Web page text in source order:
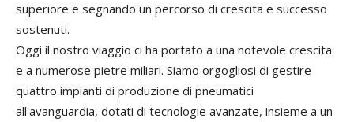
superiore e segnando un percorso di crescita e successo
sostenuti.
Oggi il nostro viaggio ci ha portato a una notevole crescita
e a numerose pietre miliari. Siamo orgogliosi di gestire
quattro impianti di produzione di pneumatici
all'avanguardia, dotati di tecnologie avanzate, insieme a un